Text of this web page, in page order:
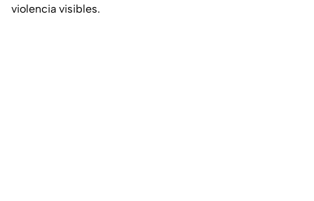
violencia visibles.